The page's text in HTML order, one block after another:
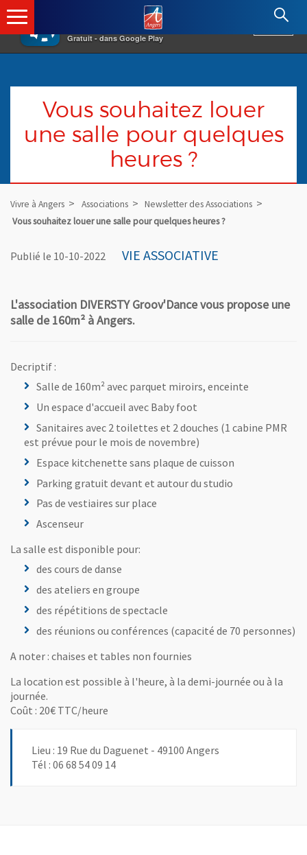
×
Gratuit - dans Google Play
Angers.fr : Retour à l'accueil
Vous souhaitez louer
une salle pour quelques
heures ?
Vivre à Angers Associations
Newsletter des Associations
Vous souhaitez louer une salle pour quelques heures ?
Publié le 10-10-2022 VIE ASSOCIATIVE
L'association DIVERSTY Groov'Dance vous propose une
salle de 160m² à Angers.
Decriptif :
Salle de 160m² avec parquet miroirs, enceinte
Un espace d'accueil avec Baby foot
Sanitaires avec 2 toilettes et 2 douches (1 cabine PMR
est prévue pour le mois de novembre)
Espace kitchenette sans plaque de cuisson
Parking gratuit devant et autour du studio
Pas de vestiaires sur place
Ascenseur
La salle est disponible pour:
des cours de danse
des ateliers en groupe
des répétitions de spectacle
des réunions ou conférences (capacité de 70 personnes)
A noter : chaises et tables non fournies
La location est possible à l'heure, à la demi-journée ou à la
journée.
Coût : 20€ TTC/heure
Lieu : 19 Rue du Daguenet - 49100 Angers
Tél : 06 68 54 09 14